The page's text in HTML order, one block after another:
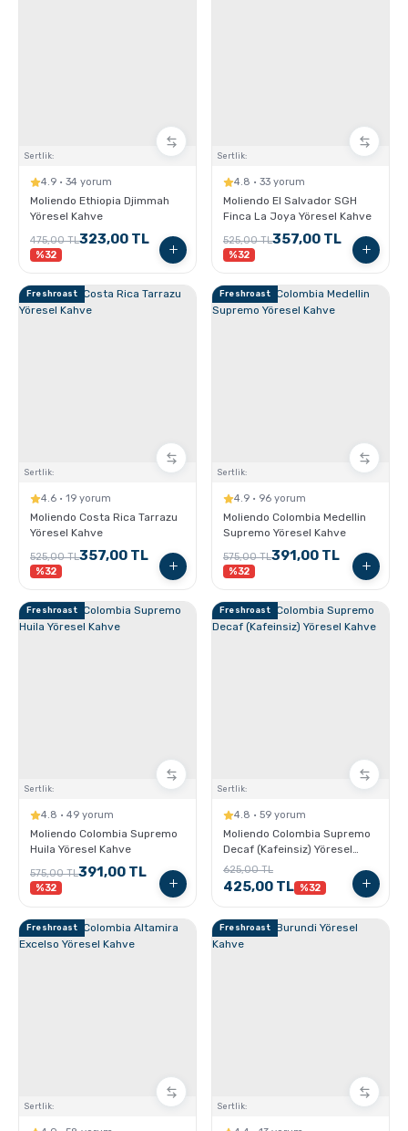
Sertlik:
4.9 · 34 yorum
Moliendo Ethiopia Djimmah
Yöresel Kahve
475,00 TL323,00 TL
%32
Sertlik:
4.8 · 33 yorum
Moliendo El Salvador SGH
Finca La Joya Yöresel Kahve
525,00 TL357,00 TL
%32
Freshroast
Sertlik:
4.6 · 19 yorum
Moliendo Costa Rica Tarrazu
Yöresel Kahve
525,00 TL357,00 TL
%32
Freshroast
Sertlik:
4.9 · 96 yorum
Moliendo Colombia Medellin
Supremo Yöresel Kahve
575,00 TL391,00 TL
%32
Freshroast
Sertlik:
4.8 · 49 yorum
Moliendo Colombia Supremo
Huila Yöresel Kahve
575,00 TL391,00 TL
%32
Freshroast
Sertlik:
4.8 · 59 yorum
Moliendo Colombia Supremo
Decaf (Kafeinsiz) Yöresel
Kahve
625,00 TL
425,00 TL %32
Freshroast
Sertlik:
Freshroast
Sertlik: